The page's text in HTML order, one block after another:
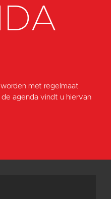
met regelmaat
agenda vindt u hiervan